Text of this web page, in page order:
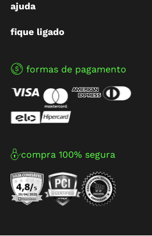
ajuda
fique ligado
formas de pagamento
compra 100% segura